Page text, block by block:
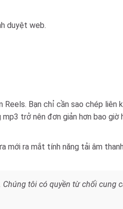
duyệt web.
Bạn chỉ cần sao chép liên
trở nên đơn giản hơn bao giờ
mới ra mắt tính năng tải âm
tôi có quyền từ chối cung